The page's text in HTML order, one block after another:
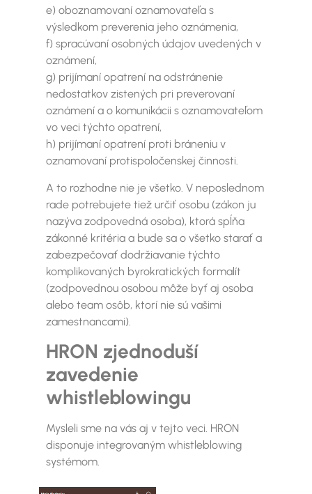
e) oboznamovaní oznamovateľa s
výsledkom preverenia jeho oznámenia,
f) spracúvaní osobných údajov uvedených v
oznámení,
g) prijímaní opatrení na odstránenie
nedostatkov zistených pri preverovaní
oznámení a o komunikácii s oznamovateľom
vo veci týchto opatrení,
h) prijímaní opatrení proti bráneniu v
oznamovaní protispoločenskej činnosti.
A to rozhodne nie je všetko. V neposlednom
rade potrebujete tiež určiť osobu (zákon ju
nazýva zodpovedná osoba), ktorá spĺňa
zákonné kritéria a bude sa o všetko starať a
zabezpečovať dodržiavanie týchto
komplikovaných byrokratických formalít
(zodpovednou osobou môže byť aj osoba
alebo team osôb, ktorí nie sú vašimi
zamestnancami).
HRON zjednoduší
zavedenie
whistleblowingu
Mysleli sme na vás aj v tejto veci. HRON
disponuje integrovaným whistleblowing
systémom.